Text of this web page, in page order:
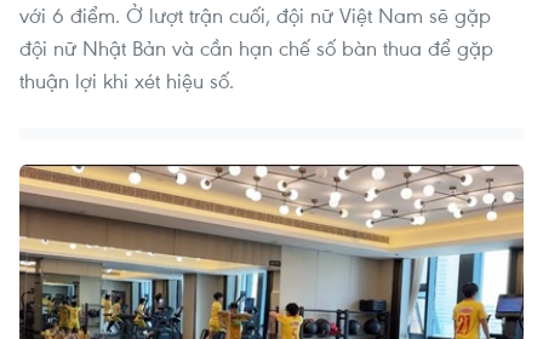
với 6 điểm. Ở lượt trận cuối, đội nữ Việt Nam sẽ gặp
đội nữ Nhật Bản và cần hạn chế số bàn thua để gặp
thuận lợi khi xét hiệu số.